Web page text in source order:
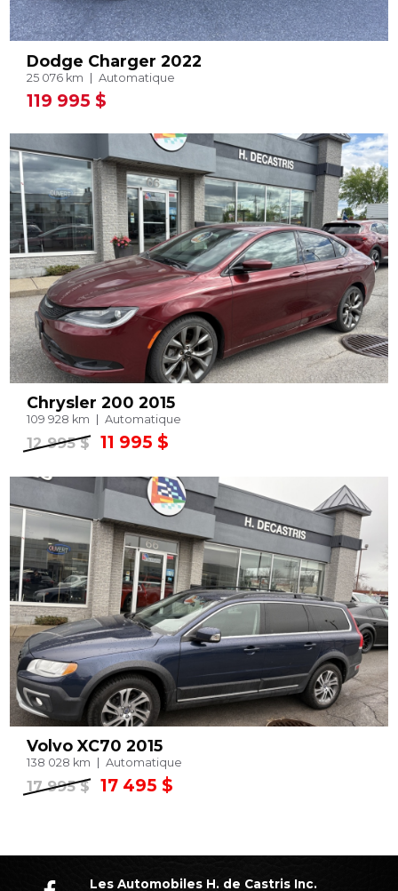
Dodge Charger 2022
25 076 km Automatique
119 995 $
Chrysler 200 2015
109 928 km Automatique
12 995 $ 11 995 $
Volvo XC70 2015
138 028 km Automatique
17 995 $ 17 495 $
Les Automobiles H. de Castris Inc.